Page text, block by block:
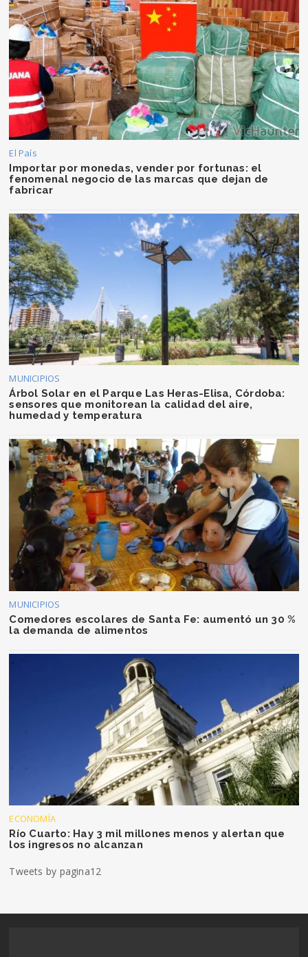
El País
Importar por monedas, vender por fortunas: el
fenomenal negocio de las marcas que dejan de
fabricar
MUNICIPIOS
Árbol Solar en el Parque Las Heras-Elisa, Córdoba:
sensores que monitorean la calidad del aire,
humedad y temperatura
MUNICIPIOS
Comedores escolares de Santa Fe: aumentó un 30 %
la demanda de alimentos
ECONOMÍA
Río Cuarto: Hay 3 mil millones menos y alertan que
los ingresos no alcanzan
Tweets by pagina12